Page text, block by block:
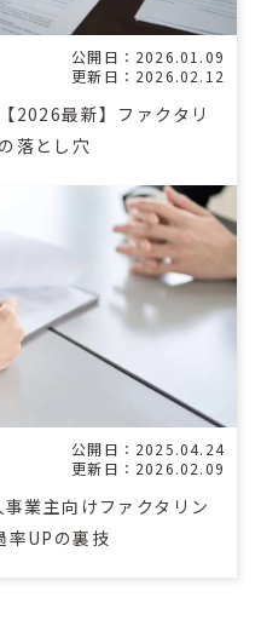
公開日：2026.01.09
更新日：2026.02.12
2026最新】ファクタリ
落とし穴
公開日：2025.04.24
更新日：2026.02.09
業主向けファクタリン
率UPの裏技